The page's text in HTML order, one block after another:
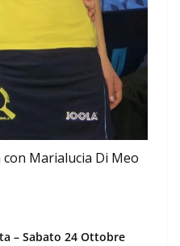
Marialucia Di Meo
– Sabato 24 Ottobre